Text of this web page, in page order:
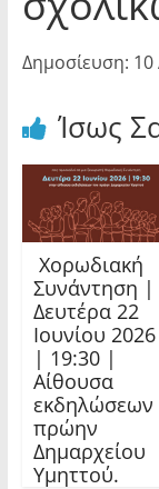
Δημοσίευση:
Ίσως
Χορωδιακή
Συνάντηση |
Δευτέρα 22
Ιουνίου 2026
| 19:30 |
Αίθουσα
εκδηλώσεων
πρώην
Δημαρχείου
Υμηττού.